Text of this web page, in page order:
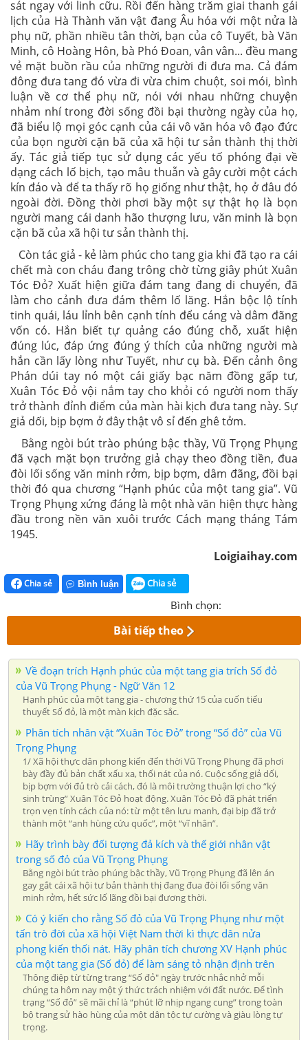
sát ngay với linh cữu. Rồi đến hàng trăm giai thanh gái
lịch của Hà Thành văn vật đang Âu hóa với một nửa là
phụ nữ, phần nhiều tân thời, bạn của cô Tuyết, bà Văn
Minh, cô Hoàng Hôn, bà Phó Đoan, vân vân... đều mang
vẻ mặt buồn rầu của những người đi đưa ma. Cả đám
đông đưa tang đó vừa đi vừa chim chuột, soi mói, bình
luận về cơ thể phụ nữ, nói với nhau những chuyện
nhảm nhí trong đời sống đồi bại thường ngày của họ,
đã biểu lộ mọi góc cạnh của cái vô văn hóa vô đạo đức
của bọn người cặn bã của xã hội tư sản thành thị thời
ấy. Tác giả tiếp tục sử dụng các yếu tố phóng đại về
dạng cách lố bịch, tạo mâu thuẫn và gây cười một cách
kín đáo và để ta thấy rõ họ giống như thật, họ ở đâu đó
ngoài đời. Đồng thời phơi bầy một sự thật họ là bọn
người mang cái danh hão thượng lưu, văn minh là bọn
cặn bã của xã hội tư sản thành thị.
Còn tác giả - kẻ làm phúc cho tang gia khi đã tạo ra cái
chết mà con cháu đang trông chờ từng giây phút Xuân
Tóc Đỏ? Xuất hiện giữa đám tang đang di chuyển, đã
làm cho cảnh đưa đám thêm lố lăng. Hắn bộc lộ tính
tinh quái, láu lỉnh bên cạnh tính đểu cáng và dâm đãng
vốn có. Hắn biết tự quảng cáo đúng chỗ, xuất hiện
đúng lúc, đáp ứng đúng ý thích của những người mà
hắn cần lấy lòng như Tuyết, như cụ bà. Đến cảnh ông
Phán dúi tay nó một cái giấy bạc năm đồng gấp tư,
Xuân Tóc Đỏ vội nắm tay cho khỏi có người nom thấy
trở thành đỉnh điểm của màn hài kịch đưa tang này. Sự
giả dối, bịp bợm ở đây thật vô sỉ đến ghê tởm.
Bằng ngòi bút trào phúng bậc thầy, Vũ Trọng Phụng
đã vạch mặt bọn trưởng giả chạy theo đồng tiền, đua
đòi lối sống văn minh rởm, bịp bợm, dâm đãng, đồi bại
thời đó qua chương “Hạnh phúc của một tang gia”. Vũ
Trọng Phụng xứng đáng là một nhà văn hiện thực hàng
đầu trong nền văn xuôi trước Cách mạng tháng Tám
1945.
Loigiaihay.com
Chia sẻ Bình luận Chia sẻ
Bình chọn:
Bài tiếp theo
Về đoạn trích Hạnh phúc của một tang gia trích Số đỏ
của Vũ Trọng Phụng - Ngữ Văn 12
Hạnh phúc của một tang gia - chương thứ 15 của cuốn tiểu
thuyết Số đỏ, là một màn kịch đặc sắc.
Phân tích nhân vật “Xuân Tóc Đỏ” trong “Số đỏ” của Vũ
Trọng Phụng
1/ Xã hội thực dân phong kiến đến thời Vũ Trọng Phụng đã phơi
bày đầy đủ bản chất xấu xa, thối nát của nó. Cuộc sống giả dối,
bịp bợm với đủ trò cải cách, đó là môi trường thuận lợi cho “ký
sinh trùng” Xuân Tóc Đỏ hoạt động. Xuân Tóc Đỏ đã phát triển
trọn vẹn tính cách của nó: từ một tên lưu manh, đại bịp đã trở
thành một “anh hùng cứu quốc”, một “vĩ nhân”.
Hãy trình bày đối tượng đả kích và thế giới nhân vật
trong số đỏ của Vũ Trọng Phụng
Bằng ngòi bút trào phúng bậc thầy, Vũ Trọng Phụng đã lên án
gay gắt cái xã hội tư bản thành thị đang đua đòi lối sống văn
minh rởm, hết sức lố lãng đồi bại đương thời.
Có ý kiến cho rằng Số đỏ của Vũ Trọng Phụng như một
tấn trò đời của xã hội Việt Nam thời kì thực dân nửa
phong kiến thối nát. Hãy phân tích chương XV Hạnh phúc
của một tang gia (Số đỏ) để làm sáng tỏ nhận định trên
Thông điệp từ từng trang “Số đỏ" ngày trước nhắc nhở mỗi
chúng ta hôm nay một ý thức trách nhiệm với đất nước. Để tình
trạng “Số đỏ” sẽ mãi chỉ là “phút lỡ nhịp ngang cung” trong toàn
bộ trang sử hào hùng của một dân tộc tự cường và giàu lòng tự
trọng.